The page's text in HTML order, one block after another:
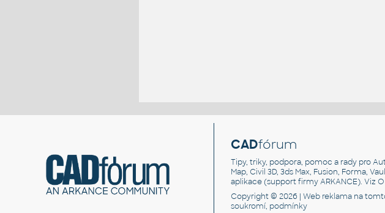
CADfórum
Tipy, triky, podpora, pomoc a rady pro
Map, Civil 3D, 3ds Max, Fusion, Forma,
aplikace (support firmy ARKANCE). Viz
Copyright © 2026 |Web reklama na
soukromí, podmínky